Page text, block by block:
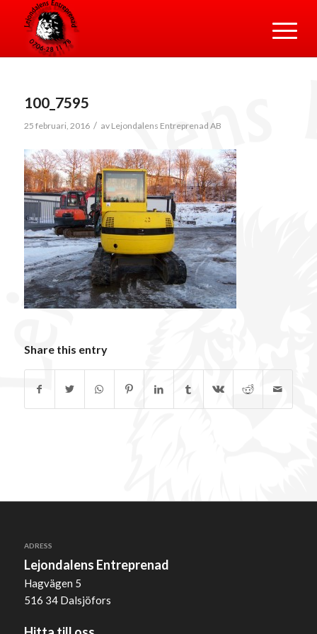
100_7595
25 februari, 2016 / av Lejondalens Entreprenad AB
Share this entry
ADRESS
Lejondalens Entreprenad
Hagvägen 5
516 34 Dalsjöfors